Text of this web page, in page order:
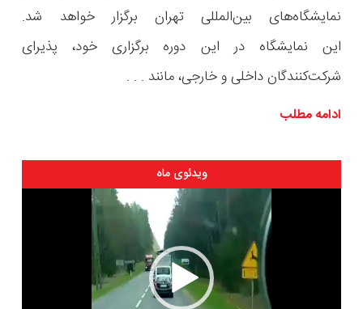
نمایشگاه‌های بین‌المللی تهران برگزار خواهد شد.
این نمایشگاه در این دوره برگزاری خود، پذیرای
شرکت‌کنندگان داخلی و خارجی، مانند . . .
ادامه مطلب
ویدئوی ماه